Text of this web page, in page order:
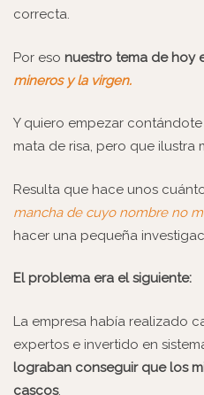
correcta.
Por eso nuestro tema de hoy
mineros y la virgen.
Y quiero empezar
mata de risa, pero que ilustra
Resulta que hace unos
mancha de cuyo nombre no
hacer una pequeña
El problema era el siguiente:
La empresa había realizado
expertos e invertido en
lograban conseguir que los
cascos.